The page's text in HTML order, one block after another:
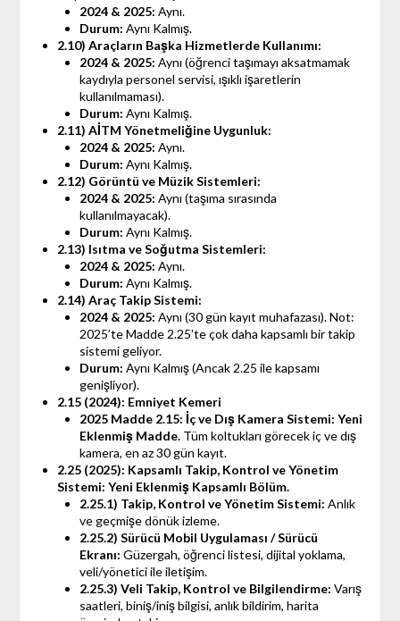
2024 & 2025: Aynı.
Durum: Aynı Kalmış.
2.10) Araçların Başka Hizmetlerde Kullanımı:
2024 & 2025: Aynı (öğrenci taşımayı aksatmamak
kaydıyla personel servisi, ışıklı işaretlerin
kullanılmaması).
Durum: Aynı Kalmış.
2.11) AİTM Yönetmeliğine Uygunluk:
2024 & 2025: Aynı.
Durum: Aynı Kalmış.
2.12) Görüntü ve Müzik Sistemleri:
2024 & 2025: Aynı (taşıma sırasında
kullanılmayacak).
Durum: Aynı Kalmış.
2.13) Isıtma ve Soğutma Sistemleri:
2024 & 2025: Aynı.
Durum: Aynı Kalmış.
2.14) Araç Takip Sistemi:
2024 & 2025: Aynı (30 gün kayıt muhafazası). Not:
2025’te Madde 2.25’te çok daha kapsamlı bir takip
sistemi geliyor.
Durum: Aynı Kalmış (Ancak 2.25 ile kapsamı
genişliyor).
2.15 (2024): Emniyet Kemeri
2025 Madde 2.15: İç ve Dış Kamera Sistemi: Yeni
Eklenmiş Madde.Tüm koltukları görecek iç ve dış
kamera, en az 30 gün kayıt.
2.25 (2025): Kapsamlı Takip, Kontrol ve Yönetim
Sistemi: Yeni Eklenmiş Kapsamlı Bölüm.
2.25.1) Takip, Kontrol ve Yönetim Sistemi: Anlık
ve geçmişe dönük izleme.
2.25.2) Sürücü Mobil Uygulaması / Sürücü
Ekranı: Güzergah, öğrenci listesi, dijital yoklama,
veli/yönetici ile iletişim.
2.25.3) Veli Takip, Kontrol ve Bilgilendirme: Varış
saatleri, biniş/iniş bilgisi, anlık bildirim, harita